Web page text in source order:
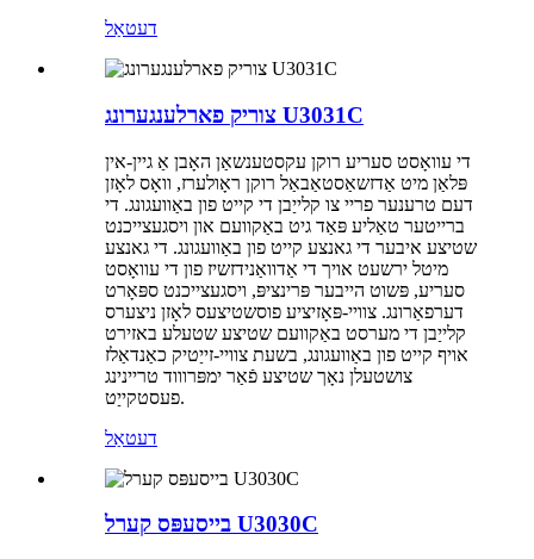
דעטאַל
צוריק פארלענגערונג U3031C
די עוואָסט סעריע רוקן עקסטענשאַן האָבן אַ גיין-אין
פּלאַן מיט אַדזשאַסטאַבאַל רוקן ראָולערז, וואָס לאָזן
דעם טרענער פריי צו קלייַבן די קייט פון באַוועגונג. די
ברייטער טאַליע פּאַד גיט באַקוועם און ויסגעצייכנט
שטיצע איבער די גאנצע קייט פון באַוועגונג. די גאנצע
מיטל ירשעט אויך די אַדוואַנידזשיז פון די עוואָסט
סעריע, פּשוט הייבער פּרינציפּ, ויסגעצייכנט ספּאָרט
דערפאַרונג. צוויי-פּאָזיציע פוסשטיצעס לאָזן ניצערס
קלייַבן די מערסט באַקוועם שטיצע שטעלע באזירט
אויף קייט פון באַוועגונג, בשעת צוויי-זייַטיק כאַנדאַלז
צושטעלן נאָך שטיצע פֿאַר ימפּרוווד טריינינג
פעסטקייַט.
דעטאַל
בייסעפּס קערל U3030C